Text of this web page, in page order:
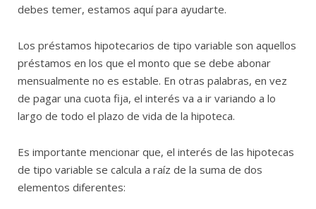
debes temer, estamos aquí para ayudarte.
Los préstamos hipotecarios de tipo variable son aquellos
préstamos en los que el monto que se debe abonar
mensualmente no es estable. En otras palabras, en vez
de pagar una cuota fija, el interés va a ir variando a lo
largo de todo el plazo de vida de la hipoteca.
Es importante mencionar que, el interés de las hipotecas
de tipo variable se calcula a raíz de la suma de dos
elementos diferentes: